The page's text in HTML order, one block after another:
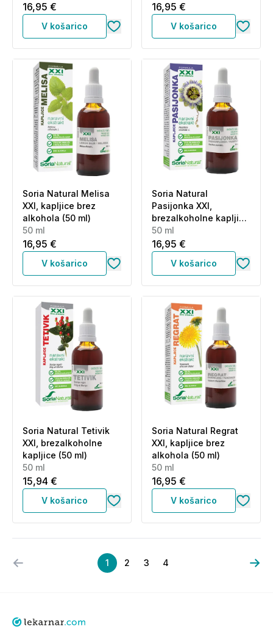
16,95 €
V košarico
16,95 €
V košarico
Soria Natural Melisa
XXI, kapljice brez
alkohola (50 ml)
50 ml
16,95 €
V košarico
Soria Natural
Pasijonka XXI,
brezalkoholne kapljice
(50 ml)
50 ml
16,95 €
V košarico
Soria Natural Tetivik
XXI, brezalkoholne
kapljice (50 ml)
50 ml
15,94 €
V košarico
Soria Natural Regrat
XXI, kapljice brez
alkohola (50 ml)
50 ml
16,95 €
V košarico
1 2 3 4